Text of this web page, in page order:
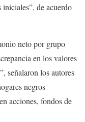
de acuerdo
neto por grupo
en los valores
señalaron los autores
negros
acciones, fondos de